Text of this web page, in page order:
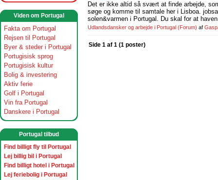
Viden om Portugal
Fakta om Portugal
Rejsen til Portugal
Byer & steder i Portugal
Portugisisk sprog
Portugisisk kultur
Bolig & investering
Aktiv ferie
Golf i Portugal
Vin fra Portugal
Danskere i Portugal
Portugal tilbud
Find billigt fly til Portugal
Lej billig bil i Portugal
Find billigt hotel i Portugal
Lej feriebolig i Portugal
Det er ikke altid så svært at finde arbejde,
søge og komme til samtale her i Lisboa.
solen&varmen i Portugal. Du skal for at
Udlandsdansker og arbejde i Portugal (Forum) af
Side 1 af 1 (1 poster)